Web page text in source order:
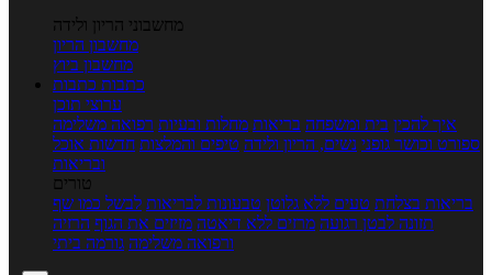
מחשבוני הריון ולידה
מחשבון הריון
מחשבון ביוץ
כתבות כתבות
ערוצי תוכן
איך להכין בית ומשפחה בריאות מחלות ובעיות רפואה משלימה
ספורט וכושר גופני נשים, הריון ולידה טיפים והמלצות חדשות אוכל
ובריאות
טורים
בריאות בצלחת טעים ללא גלוטן טבעונות לבריאות לבשל כמו שף
תזונה לבטן רגועה מרזים ללא דיאטה מזיזים את הגוף הרזיה
ורפואה משלימה גורמה ביתי